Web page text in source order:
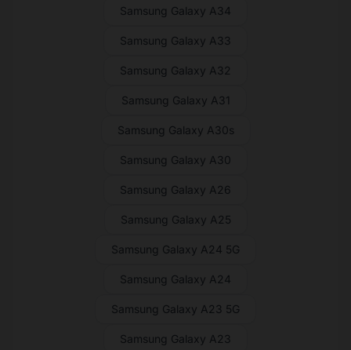
Samsung Galaxy A34
Samsung Galaxy A33
Samsung Galaxy A32
Samsung Galaxy A31
Samsung Galaxy A30s
Samsung Galaxy A30
Samsung Galaxy A26
Samsung Galaxy A25
Samsung Galaxy A24 5G
Samsung Galaxy A24
Samsung Galaxy A23 5G
Samsung Galaxy A23